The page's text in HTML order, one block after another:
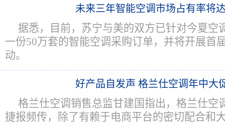
未来三年智能空调市场占有率将
据悉，目前，苏宁与美的双方已针对今夏空
一份50万套的智能空调采购订单，并将开展首
动。
好产品自发声 格兰仕空调年中大
格兰仕空调销售总监甘建国指出，格兰仕空
捷报频传，除了有赖于电商平台的密切配合和